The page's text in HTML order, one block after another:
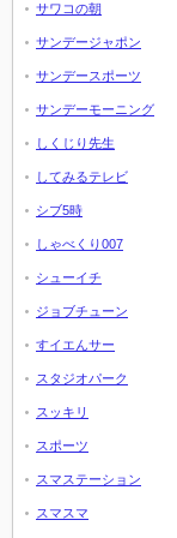
サワコの朝
サンデージャポン
サンデースポーツ
サンデーモーニング
しくじり先生
してみるテレビ
シブ5時
しゃべくり007
シューイチ
ジョブチューン
すイエんサー
スタジオパーク
スッキリ
スポーツ
スマステーション
スマスマ